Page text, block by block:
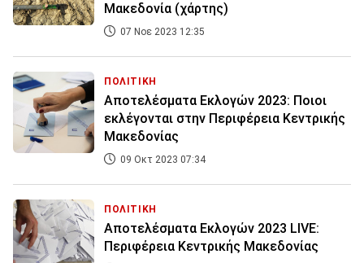
Μακεδονία (χάρτης)
07 Νοε 2023 12:35
ΠΟΛΙΤΙΚΗ
Αποτελέσματα Εκλογών 2023: Ποιοι
εκλέγονται στην Περιφέρεια Κεντρικής
Μακεδονίας
09 Οκτ 2023 07:34
ΠΟΛΙΤΙΚΗ
Αποτελέσματα Εκλογών 2023 LIVE:
Περιφέρεια Κεντρικής Μακεδονίας